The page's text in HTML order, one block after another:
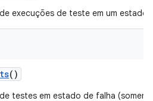
execuções de teste em um estado
()
testes em estado de falha